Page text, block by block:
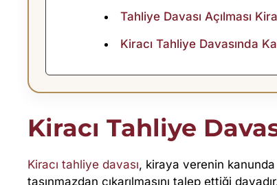
D
A
R
Tahliye Davası Açılması
Kiracı Tahliye Davasında
Kiracı Tahliye
Kiracı tahliye davası, kiraya verenin
taşınmazdan çıkarılmasını talep ettiği